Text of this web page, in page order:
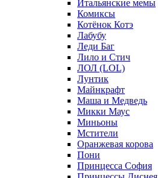
Итальянские мемы
Комиксы
Котёнок Котэ
Лабубу
Леди Баг
Лило и Стич
ЛОЛ (LOL)
Лунтик
Майнкрафт
Маша и Медведь
Микки Маус
Миньоны
Мстители
Оранжевая корова
Пони
Принцесса София